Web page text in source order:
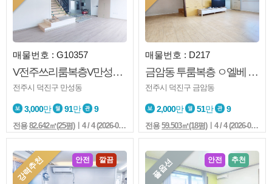
매물번호 : G10357
V전주쓰리룸복층V만성동V복층V준신축급V엘베V두현마을V노고민V넓은쓰리룸
전주시 덕진구 만성동
3,000만 91만 9
전용82.642㎡(25평)ㅣ4 / 4 (2026-08-02 17:58:7)
매물번호 : D217
금암동 투룸복층 ㅇ엘베 ㅇ인테리어 ㅇ컨디션굿 ㅇ채광ㅇ노고민
전주시 덕진구 금암동
2,000만 51만 9
전용59.503㎡(18평)ㅣ4 / 4 (2026-08-02 17:49:7)
강력추천 안전 깔끔 풀옵션 안전 추천